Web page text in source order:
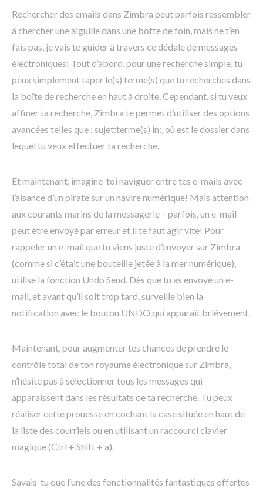
Rechercher des emails dans Zimbra peut parfois ressembler
à chercher une aiguille dans une botte de foin, mais ne t’en
fais pas, je vais te guider à travers ce dédale de messages
électroniques! Tout d’abord, pour une recherche simple, tu
peux simplement taper le(s) terme(s) que tu recherches dans
la boîte de recherche en haut à droite. Cependant, si tu veux
affiner ta recherche, Zimbra te permet d’utiliser des options
avancées telles que : sujet:terme(s) in:, où est le dossier dans
lequel tu veux effectuer ta recherche.
Et maintenant, imagine-toi naviguer entre tes e-mails avec
l’aisance d’un pirate sur un navire numérique! Mais attention
aux courants marins de la messagerie – parfois, un e-mail
peut être envoyé par erreur et il te faut agir vite! Pour
rappeler un e-mail que tu viens juste d’envoyer sur Zimbra
(comme si c’était une bouteille jetée à la mer numérique),
utilise la fonction Undo Send. Dès que tu as envoyé un e-
mail, et avant qu’il soit trop tard, surveille bien la
notification avec le bouton UNDO qui apparaît brièvement.
Maintenant, pour augmenter tes chances de prendre le
contrôle total de ton royaume électronique sur Zimbra,
n’hésite pas à sélectionner tous les messages qui
apparaissent dans les résultats de ta recherche. Tu peux
réaliser cette prouesse en cochant la case située en haut de
la liste des courriels ou en utilisant un raccourci clavier
magique (Ctrl + Shift + a).
Savais-tu que l’une des fonctionnalités fantastiques offertes